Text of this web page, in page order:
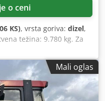
o ceni
KS), vrsta goriva: dizel,
težina: 9.780 kg. Za
prodaje kompanije
Mali oglas